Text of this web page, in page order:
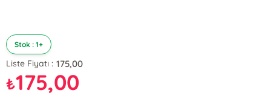
Stok : 1+
Liste Fiyatı : 175,00
₺175,00